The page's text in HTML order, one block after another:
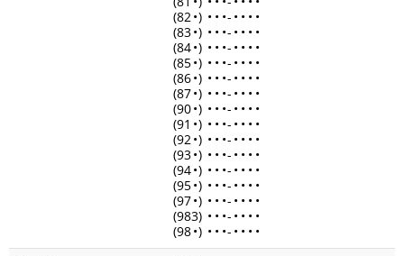
(82•) • • •- • • • •
(83•) • • •- • • • •
(84•) • • •- • • • •
(85•) • • •- • • • •
(86•) • • •- • • • •
(87•) • • •- • • • •
(90•) • • •- • • • •
(91 •) • • •- • • • •
(92•) • • •- • • • •
(93•) • • •- • • • •
(94•) • • •- • • • •
(95•) • • •- • • • •
(97•) • • •- • • • •
(983) • • •- • • • •
(98•) • • •- • • • •